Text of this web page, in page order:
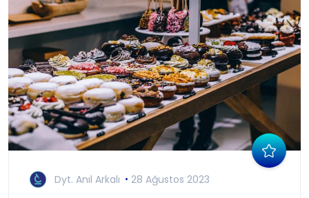
Dyt. Anıl Arkalı 28 Ağustos 2023